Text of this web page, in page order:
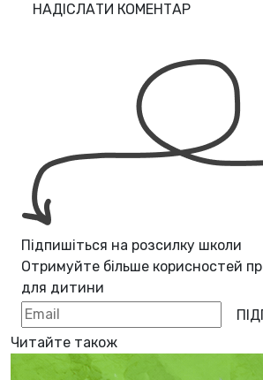
НАДІСЛАТИ КОМЕНТАР
Підпишіться на розсилку школи
Отримуйте більше корисностей
для дитини
Читайте також